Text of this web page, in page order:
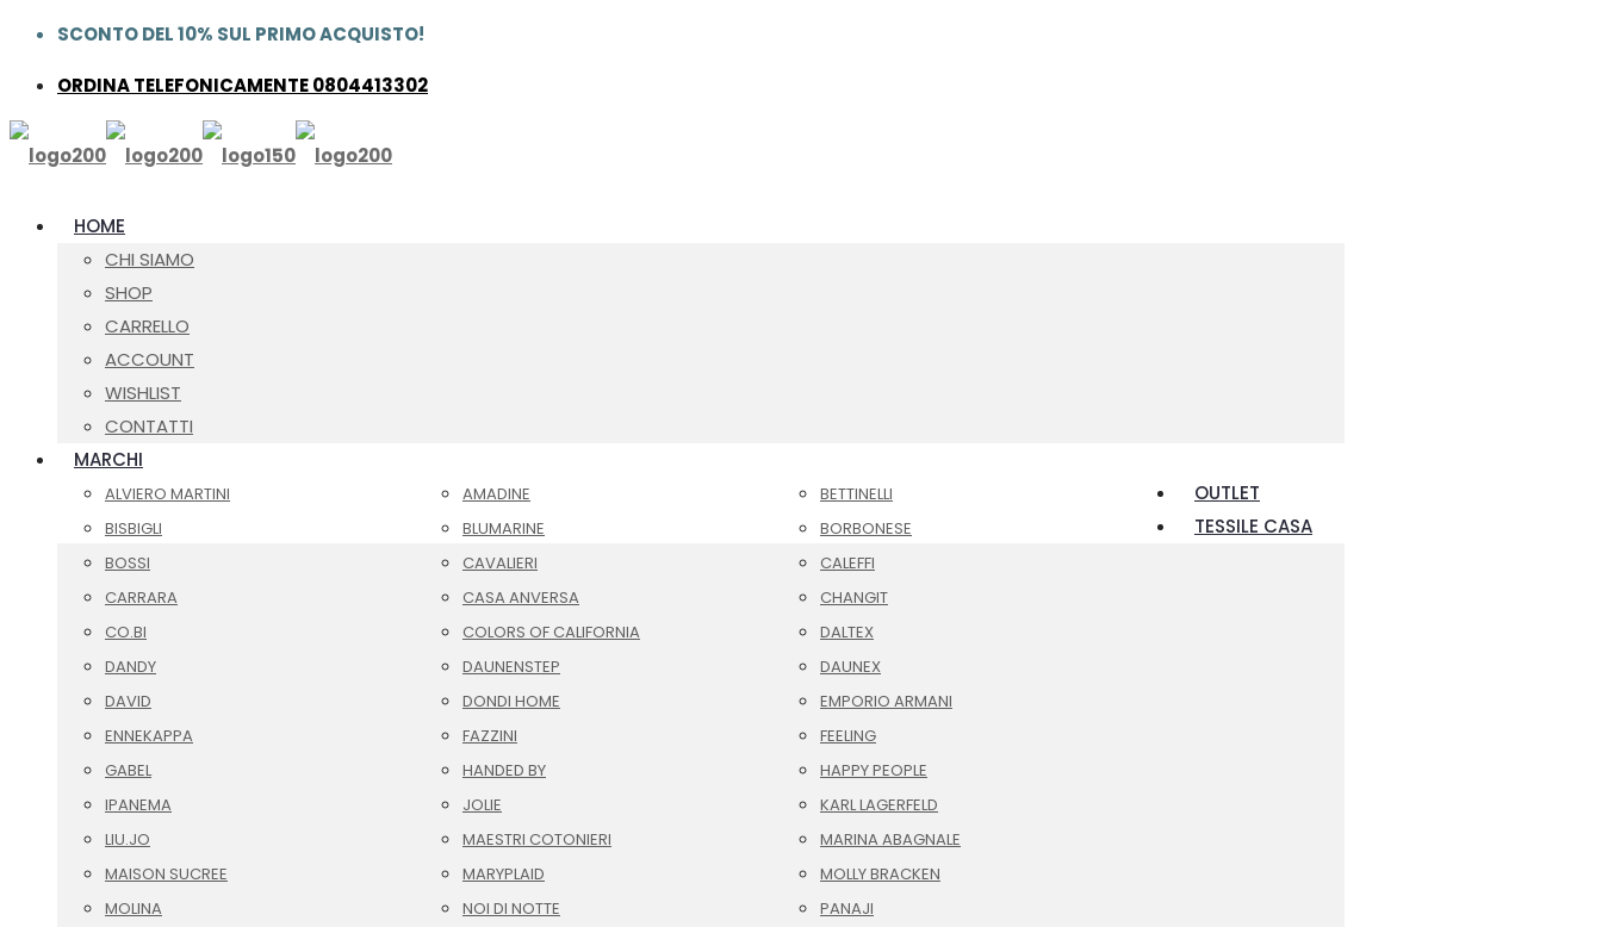
SCONTO DEL 10% SUL PRIMO ACQUISTO!
ORDINA TELEFONICAMENTE 0804413302
HOME
CHI SIAMO
SHOP
CARRELLO
ACCOUNT
WISHLIST
CONTATTI
MARCHI
ALVIERO MARTINI AMADINE
BETTINELLI
BISBIGLI
BLUMARINE
BORBONESE
BOSSI
CAVALIERI
CALEFFI
CARRARA
CASA ANVERSA
CHANGIT
CO.BI
COLORS OF CALIFORNIA
DALTEX
DANDY
DAUNENSTEP
DAUNEX
DAVID
DONDI HOME
EMPORIO ARMANI
ENNEKAPPA
FAZZINI
FEELING
GABEL
HANDED BY
HAPPY PEOPLE
IPANEMA
JOLIE
KARL LAGERFELD
LIU.JO
MAESTRI COTONIERI
MARINA ABAGNALE
MAISON SUCREE
MARYPLAID
MOLLY BRACKEN
MOLINA
NOI DI NOTTE
PANAJI
OUTLET
TESSILE CASA